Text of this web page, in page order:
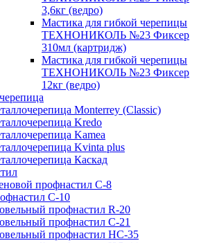
3,6кг (ведро)
Мастика для гибкой черепицы
ТЕХНОНИКОЛЬ №23 Фиксер
310мл (картридж)
Мастика для гибкой черепицы
ТЕХНОНИКОЛЬ №23 Фиксер
12кг (ведро)
Мonterrey (Classic)
Kredo
Kamea
Kvinta plus
Каскад
профнастил C-8
С-10
профнастил R-20
профнастил С-21
профнастил НС-35